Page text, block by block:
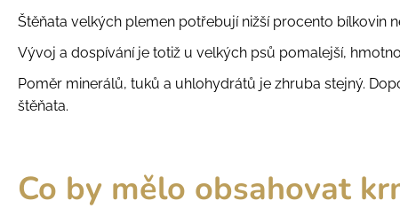
Štěňata velkých plemen potřebují nižší procento bílkovin
Vývoj a dospívání je totiž u velkých psů pomalejší,
Poměr minerálů, tuků a uhlohydrátů je zhruba stejný.
štěňata.
Co by mělo obsahovat